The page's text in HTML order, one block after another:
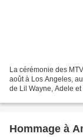
La cérémonie des
août à Los Angeles,
de Lil Wayne, Adele
Hommage à